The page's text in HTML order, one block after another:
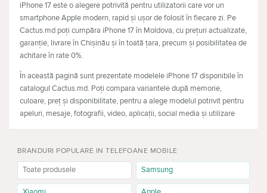
iPhone 17 este o alegere potrivită pentru utilizatorii care vor un
smartphone Apple modern, rapid și ușor de folosit în fiecare zi. Pe
Cactus.md poți cumpăra iPhone 17 în Moldova, cu prețuri actualizate,
garanție, livrare în Chișinău și în toată țara, precum și posibilitatea de
achitare în rate 0%.
În această pagină sunt prezentate modelele iPhone 17 disponibile în
catalogul Cactus.md. Poți compara variantele după memorie,
culoare, preț și disponibilitate, pentru a alege modelul potrivit pentru
apeluri, mesaje, fotografii, video, aplicații, social media și utilizare
Preț iPhone 17 și modele disponibile
iPhone 17 256GB
Versiunea iPhone 17 256GB este potrivită pentru utilizatorii care vor
BRANDURI POPULARE IN TELEFOANE MOBILE
Toate produsele Samsung